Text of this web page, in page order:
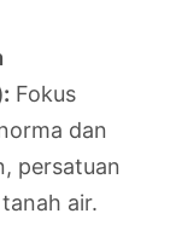
Fokus
dan
persatuan
air.